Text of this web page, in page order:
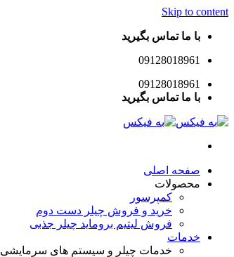
Skip to content
با ما تماس بگیرید
09128018961
09128018961
با ما تماس بگیرید
صفحه اصلی
محصولات
کمپرسور
خرید و فروش چیلر دست دوم
فروش لیتیم بروماید چیلر جذبی
خدمات
خدمات چیلر و سیستم های سرمایشی